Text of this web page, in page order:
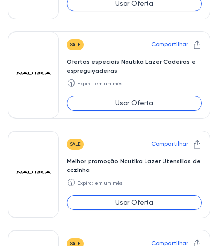
Usar Oferta
SALE Compartilhar
Ofertas especiais Nautika Lazer Cadeiras e
espreguiçadeiras
🕥 Expira: em um mês
Usar Oferta
SALE Compartilhar
Melhor promoção Nautika Lazer Utensílios de
cozinha
🕥 Expira: em um mês
Usar Oferta
SALE Compartilhar